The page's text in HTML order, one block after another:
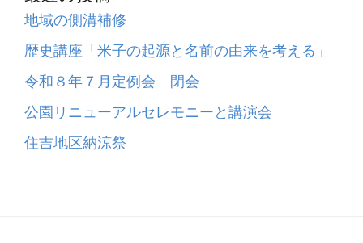
地域の側溝補修
歴史講座「米子の起源と名前の由来を考える」
令和８年７月定例会 閉会
公園リニューアルセレモニーと講演会
住吉地区納涼祭